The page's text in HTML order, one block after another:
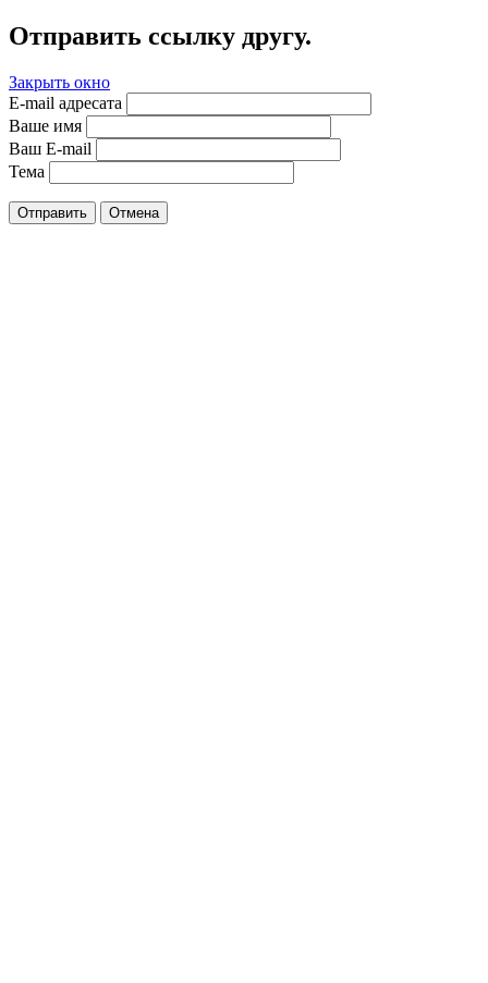
Отправить ссылку другу.
Закрыть окно
E-mail адресата
Ваше имя
Ваш E-mail
Тема
Отправить Отмена